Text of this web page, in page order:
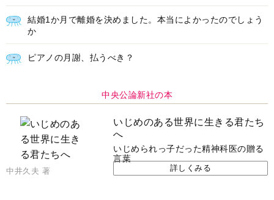
結婚1か月で離婚を決めました。本当によかったのでしょう
か
ピアノの月謝、払うべき？
中央公論新社の本
いじめのある世界に生きる君たち
へ
いじめられっ子だった精神科医の贈る
言葉
中井久夫 著 詳しくみる